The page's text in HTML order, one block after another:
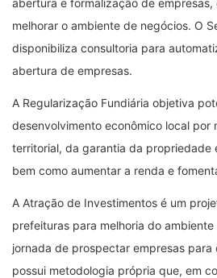
abertura e formalização de
melhorar o ambiente de negócios. O
disponibiliza consultoria para
abertura de empresas.
A Regularização Fundiária objetiva
desenvolvimento econômico local por
territorial, da garantia da propriedade
bem como aumentar a renda e
A Atração de Investimentos é um
prefeituras para melhoria do
jornada de prospectar empresas para
possui metodologia própria que, em